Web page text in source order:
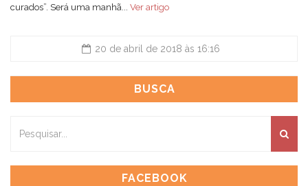
curados”. Será uma manhã... Ver artigo
20 de abril de 2018 às 16:16
BUSCA
FACEBOOK